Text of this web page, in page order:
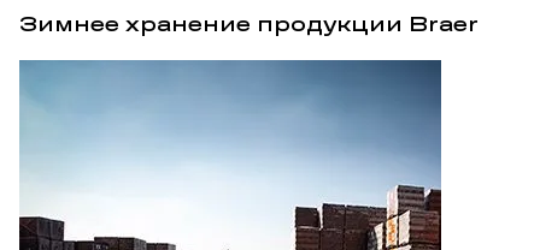
Зимнее хранение продукции Braer